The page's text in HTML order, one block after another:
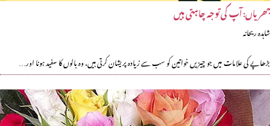
جھریاں: آپ کی توجہ چاہتی ہیں
شاہدہ ریحانہ
بڑھاپے کی علامات میں جو چیزیں خواتین کو سب سے زیادہ پریشان کرتی ہیں، وہ بالوں کا سفید ہونا اور…